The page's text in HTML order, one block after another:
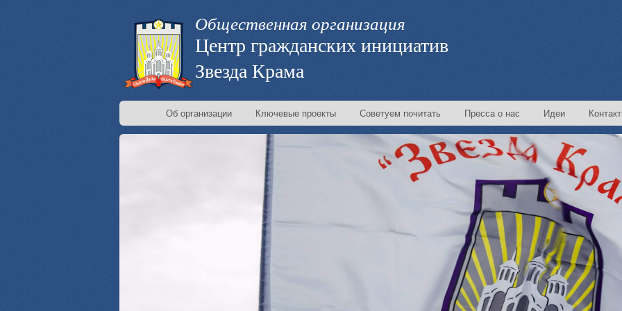
Общественная организация
Центр гражданских инициатив
Звезда Крама
Об организации Ключевые проекты Советуем почитать Пресса о нас Идеи